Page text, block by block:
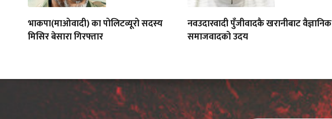
भाकपा(माओवादी) का पोलिटव्यूरो सदस्य
मिसिर बेसारा गिरफ्तार
नवउदारवादी पुँजीवादकै खरानीबाट वैज्ञानिक
समाजवादको उदय